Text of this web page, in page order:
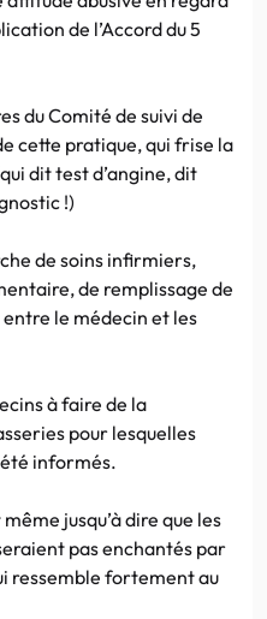
de l’Accord du 5
du Comité de suivi de
cette pratique, qui frise la
dit test d’angine, dit
!)
de soins infirmiers,
de remplissage de
le médecin et les
à faire de la
pour lesquelles
été informés.
jusqu’à dire que les
pas enchantés par
ressemble fortement au